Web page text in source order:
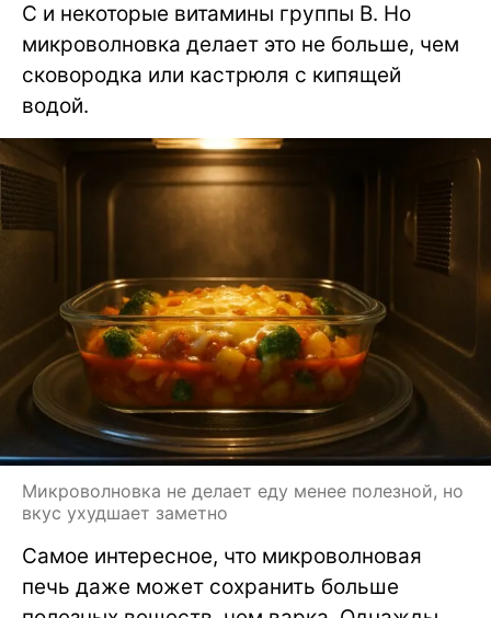
C и некоторые витамины группы B. Но
микроволновка делает это не больше, чем
сковородка или кастрюля с кипящей
водой.
Микроволновка не делает еду менее полезной, но
вкус ухудшает заметно
Самое интересное, что микроволновая
печь даже может сохранить больше